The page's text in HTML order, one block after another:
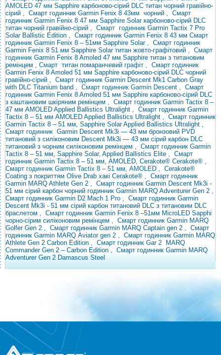
AMOLED 47 мм Sapphire карбоново-сірий DLC титан чорний гравійно-
сірий , Смарт годинник Garmin Fenix ​​8 43мм чорний , Смарт
годинник Garmin Fenix ​​8 47 мм Sapphire Solar карбоново-сірий DLC
титан чорний гравійно-сірий , Смарт годинник Garmin Tactix 7 Pro
Solar Ballistic Edition , Смарт годинник Garmin Fenix ​​8 43 мм Смарт
годинник Garmin Fenix ​​8 – 51мм Sapphire Solar , Смарт годинник
Garmin Fenix ​​8 51 мм Sapphire Solar титан жовто-графітовий , Смарт
годинник Garmin Fenix ​​8 Amoled 47 мм Sapphire титан з титановим
ремінцем , Смарт титан помаранчевий графіт , Смарт годинник
Garmin Fenix ​​8 Amoled 51 мм Sapphire карбоново-сірий DLC чорний
гравійно-сірий , Смарт годинник Garmin Descent Mk1 Carbon Gray
with DLC Titanium band , Смарт годинник Garmin Descent , Смарт
годинник Garmin Fenix ​​8 Amoled 51 мм Sapphire карбоново-сірий DLC
з каштановим шкіряним ремінцем , Смарт годинник Garmin Tactix 8 –
47 мм AMOLED Applied Ballistics Ultralight , Смарт годинник Garmin
Tactix 8 – 51 мм AMOLED Applied Ballistics Ultralight , Смарт годинник
Garmin Tactix 8 – 51 мм, Sapphire Solar Applied Ballistics Ultralight ,
Смарт годинник Garmin Descent Mk3i — 43 мм бронзовий PVD
титановий з силіконовим Descent Mk3i — 43 мм сірий карбон DLC
титановий з чорним силіконовим ремінцем , Смарт годинник Garmin
Tactix 8 – 51 мм, Sapphire Solar, Applied Ballistics Elite , Смарт
годинник Garmin Tactix 8 – 51 мм, AMOLED, Cerakote® Cerakote® ,
Смарт годинник Garmin Tactix 8 – 51 мм, AMOLED , Cerakote®
Coating з покриттям Olive Drab хакі Cerakote® , Смарт годинник
Garmin MARQ Athlete Gen 2 , Смарт годинник Garmin Descent Mk3i -
51 мм сірий карбон чорний годинник Garmin MARQ Adventurer Gen 2 ,
Смарт годинник Garmin D2 Mach 1 Pro , Смарт годинник Garmin
Descent Mk3i - 51 мм сірий карбон титановий DLC з титановим DLC
браслетом , Смарт годинник Garmin Fenix ​​8 –51мм MicroLED Sapphi
чорно-сірим силіконовим ремінцем , Смарт годинник Garmin MARQ
Golfer Gen 2 , Смарт годинник Garmin MARQ Captain gen 2 , Смарт
годинник Garmin MARQ Aviator gen 2 , Смарт годинник Garmin MARQ
Athlete Gen 2 Carbon Edition , Смарт годинник Gar2
MARQ
Commander Gen 2 – Carbon Edition , Смарт годинник Garmin MARQ
Adventurer Gen 2 Damascus Steel